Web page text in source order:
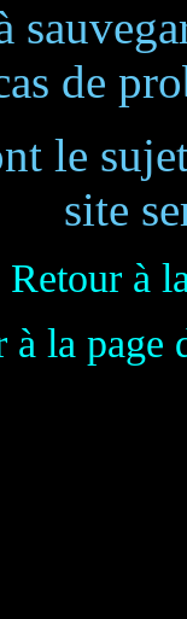
de
le
site
Retour à
à la page